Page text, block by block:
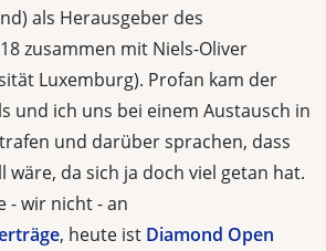
als Herausgeber des
zusammen mit Niels-Oliver
Luxemburg). Profan kam der
und ich uns bei einem Austausch in
und darüber sprachen, dass
wäre, da sich ja doch viel getan hat.
- wir nicht - an
, heute ist Diamond Open